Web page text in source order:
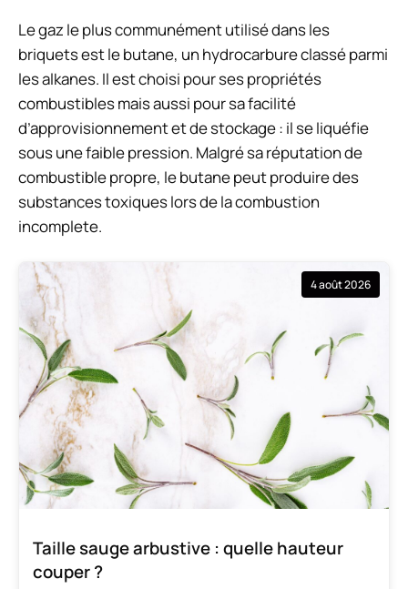
Le gaz le plus communément utilisé dans les
briquets est le butane, un hydrocarbure classé parmi
les alkanes. Il est choisi pour ses propriétés
combustibles mais aussi pour sa facilité
d’approvisionnement et de stockage : il se liquéfie
sous une faible pression. Malgré sa réputation de
combustible propre, le butane peut produire des
substances toxiques lors de la combustion
incomplete.
4 août 2026
Taille sauge arbustive : quelle hauteur
couper ?